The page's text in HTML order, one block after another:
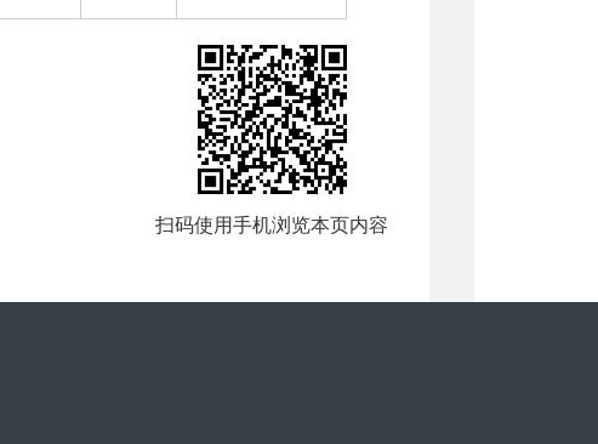
扫码使用手机浏览本页内容